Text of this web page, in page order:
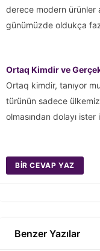
derece modern ürünler
günümüzde oldukça
Ortaq Kimdir ve
Ortaq kimdir, tanıyor
türünün sadece
olmasından dolayı
BIR CEVAP YAZ
Benzer Yazılar